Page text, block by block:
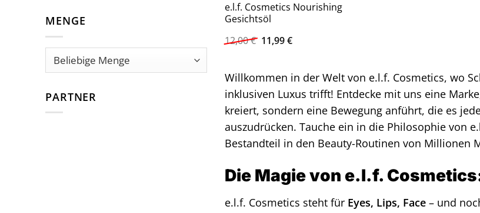
MENGE
PARTNER
e.l.f. Cosmetics Nourishing
Gesichtsöl
12,00€ Ursprünglicher
Preis
11,99€Aktueller
Preis
Willkommen in der Welt von e.l.f. Cosmetics, wo
inklusiven Luxus trifft! Entdecke mit uns eine
kreiert, sondern eine Bewegung anführt, die es
auszudrücken. Tauche ein in die Philosophie von
Bestandteil in den Beauty-Routinen von Millionen
Die Magie von e.l.f.
e.l.f. Cosmetics steht für Eyes, Lips, Face – und